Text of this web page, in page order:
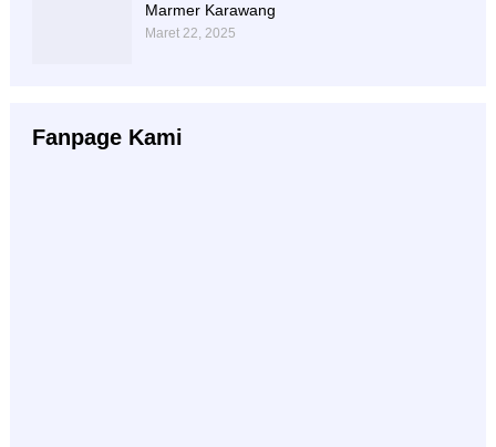
Marmer Karawang
Maret 22, 2025
Fanpage Kami